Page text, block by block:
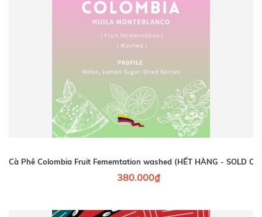
Cà Phê Colombia Fruit Fememtation washed (HẾT HÀNG - SOLD
380.000₫